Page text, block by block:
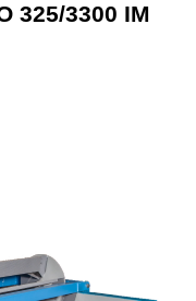
325/3300 IM